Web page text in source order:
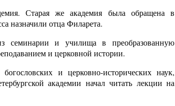
Старая же академия была обращена в
назначили отца Филарета.
семинарии и училища в преобразованную
и церковной истории.
и церковно-исторических наук,
академии начал читать лекции на